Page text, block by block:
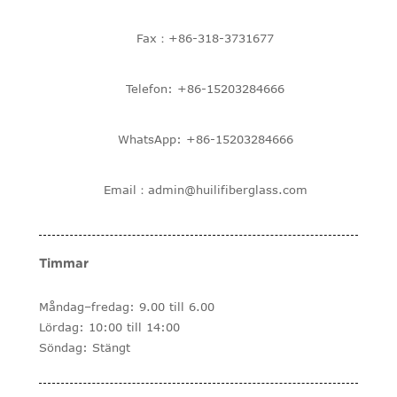
Fax：+86-318-3731677
Telefon: +86-15203284666
WhatsApp: +86-15203284666
Email：admin@huilifiberglass.com
Timmar
Måndag–fredag: 9.00 till 6.00
Lördag: 10:00 till 14:00
Söndag: Stängt